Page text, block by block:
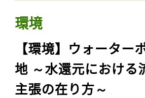
環境
【環境】ウォーター
地 ～水還元における
主張の在り方～